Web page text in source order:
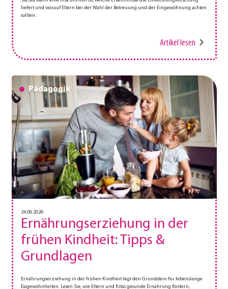
liefert und worauf Eltern bei der Wahl der Betreuung und der Eingewöhnung achten
sollten.
Artikel lesen
Pädagogik
24.06.2026
Ernährungserziehung in der
frühen Kindheit: Tipps &
Grundlagen
Ernährungserziehung in der frühen Kindheit legt den Grundstein für lebenslange
Essgewohnheiten. Lesen Sie, wie Eltern und Kitas gesunde Ernährung fördern,